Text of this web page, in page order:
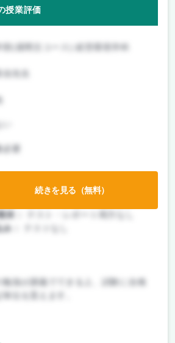
授業評価
必要
間：
末：
：
勉強が講義でできる上、試験に合格
続きを見る（無料）